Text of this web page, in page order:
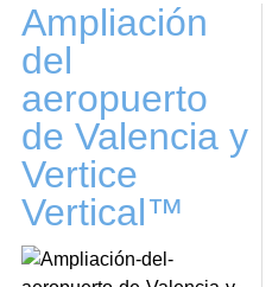
Ampliación
del
aeropuerto
de Valencia y
Vertice
Vertical™